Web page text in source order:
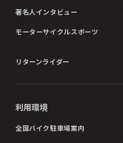
著名人インタビュー
モーターサイクルスポーツ
リターンライダー
利用環境
全国バイク駐車場案内